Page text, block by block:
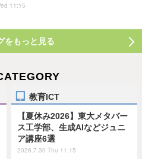
11:15
をもっと見る
教育ICT
【夏休み2026】東大メタバー
ス工学部、生成AIなどジュニ
ア講座6選
2026.7.30 Thu 11:15